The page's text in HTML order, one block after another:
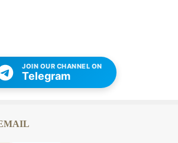
JOIN OUR CHANNEL ON
Telegram